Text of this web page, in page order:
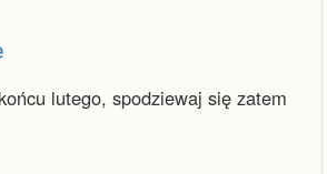
lutego, spodziewaj się zatem